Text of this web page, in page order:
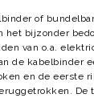
of
het bijzonder
van o.a.
de kabelbinder
en de eerste
De